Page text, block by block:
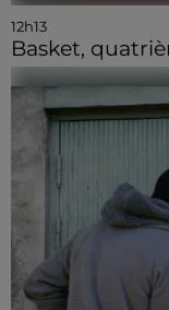
12h13
Basket,